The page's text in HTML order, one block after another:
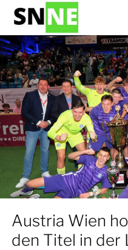
Austria Wien
den Titel in der